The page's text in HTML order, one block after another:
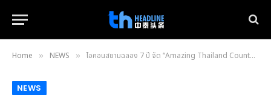
Home » NEWS » ไอคอนสยามฉลอง 7 ปี จัด “Amazing Thailand Countdown 2026” แจก E-GIFT CARD 10,000 สิทธิ์ มูลค่ารวม 7 ล้านบาท
NEWS